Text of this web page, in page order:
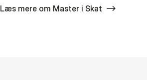
Læs mere om Master i Skat